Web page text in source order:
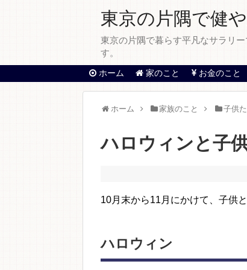
東京の片隅で健
東京の片隅で暮らす平凡なサラリ
す。
ホーム 家のこと お金のこと
ホーム 家族のこと 子供
ハロウィンと子
10月末から11月にかけて、子供
ハロウィン